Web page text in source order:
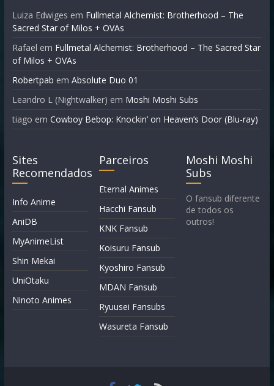
Luiza Edwiges em Fullmetal Alchemist: Brotherhood – The
Sacred Star of Milos + OVAs
Rafael em Fullmetal Alchemist: Brotherhood – The Sacred Star
of Milos + OVAs
Robertpab em Absolute Duo 01
Leandro L (Nightwalker) em Moshi Moshi Subs
tiago em Cowboy Bebop: Knockin’ on Heaven’s Door (Blu-ray)
Sites
Recomendados
Info Anime
AniDB
MyAnimeList
Shin Mekai
UniOtaku
Ninoto Animes
Parceiros
Eternal Animes
Hacchi Fansub
KNK Fansub
Koisuru Fansub
Kyoshiro Fansub
MDAN Fansub
Ryuusei Fansubs
Wasureta Fansub
Moshi Moshi
Subs
O fansub diferente
de todos os
outros!